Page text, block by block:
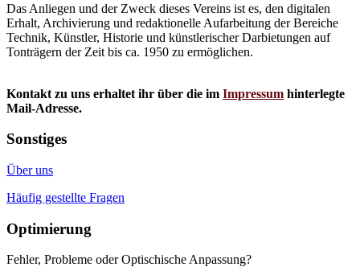
Das Anliegen und der Zweck dieses Vereins ist es, den digitalen
Erhalt, Archivierung und redaktionelle Aufarbeitung der Bereiche
Technik, Künstler, Historie und künstlerischer Darbietungen auf
Tonträgern der Zeit bis ca. 1950 zu ermöglichen.
Kontakt zu uns erhaltet ihr über die im Impressum hinterlegte
Mail-Adresse.
Sonstiges
Über uns
Häufig gestellte Fragen
Optimierung
Fehler, Probleme oder Optischische Anpassung?